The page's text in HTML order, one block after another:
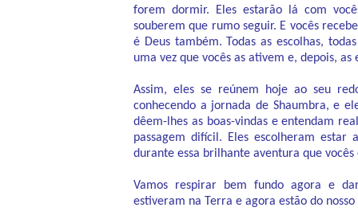
forem dormir. Eles estarão lá com
souberem que rumo seguir. E vocês
é Deus também. Todas as escolhas,
uma vez que vocês as ativem e, depois, as
Assim, eles se reúnem hoje ao seu
conhecendo a jornada de Shaumbra, e
dêem-lhes as boas-vindas e entendam
passagem difícil. Eles escolheram
durante essa brilhante aventura que vocês
Vamos respirar bem fundo agora e
estiveram na Terra e agora estão do nosso